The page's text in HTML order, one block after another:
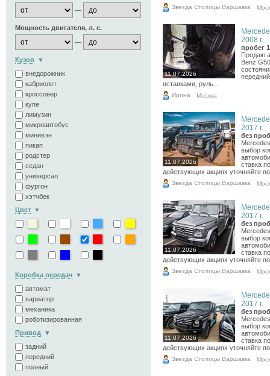
—
Мощность двигателя, л. с.
—
Кузов
внедорожник
кабриолет
кроссовер
купе
лимузин
микроавтобус
минивэн
пикап
родстер
седан
универсал
фургон
хэтчбек
Цвет
Коробка передач
автомат
вариатор
механика
роботизированная
Привод
задний
передний
полный
Звезда Столицы Варшавка
11.07.2026
2008 г.
пробег
Продаю
Benz
вставками, руль...
Ирина Москва
11.07.2026
2017 г.
без
выбор
ставка
действующих акциях уточняйте
Звезда Столицы Варшавка
11.07.2026
2017 г.
без
выбор
ставка
действующих акциях уточняйте
Звезда Столицы Варшавка
11.07.2026
2017 г.
без
выбор
ставка
действующих акциях уточняйте
Звезда Столицы Варшавка